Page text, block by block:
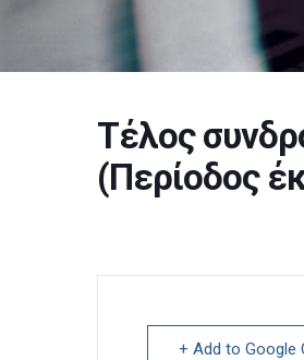
Τέλος
(Περίοδος
+ Add to Google